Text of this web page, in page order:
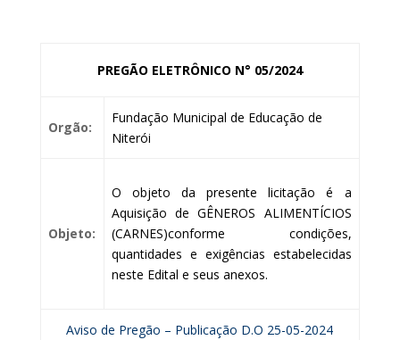
PREGÃO ELETRÔNICO N° 05/2024
Orgão:
Fundação Municipal de Educação de
Niterói
Objeto:
O objeto da presente licitação é a
Aquisição de GÊNEROS ALIMENTÍCIOS
(CARNES)conforme condições,
quantidades e exigências estabelecidas
neste Edital e seus anexos.
Aviso de Pregão – Publicação D.O 25-05-2024